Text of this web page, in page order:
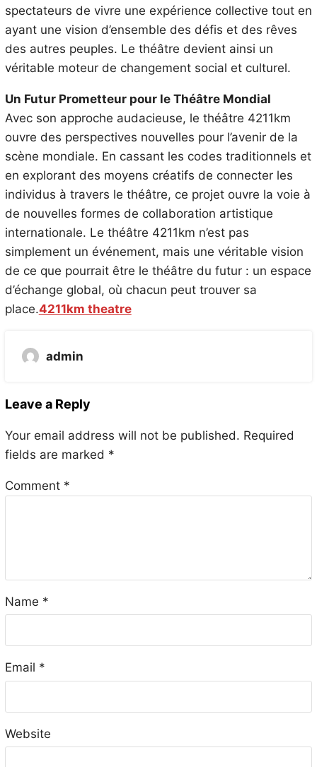
spectateurs de vivre une expérience collective tout en
ayant une vision d’ensemble des défis et des rêves
des autres peuples. Le théâtre devient ainsi un
véritable moteur de changement social et culturel.
Un Futur Prometteur pour le Théâtre Mondial
Avec son approche audacieuse, le théâtre 4211km
ouvre des perspectives nouvelles pour l’avenir de la
scène mondiale. En cassant les codes traditionnels et
en explorant des moyens créatifs de connecter les
individus à travers le théâtre, ce projet ouvre la voie à
de nouvelles formes de collaboration artistique
internationale. Le théâtre 4211km n’est pas
simplement un événement, mais une véritable vision
de ce que pourrait être le théâtre du futur : un espace
d’échange global, où chacun peut trouver sa
place.4211km theatre
admin
Leave a Reply
Your email address will not be published. Required
fields are marked *
Comment *
Name *
Email *
Website